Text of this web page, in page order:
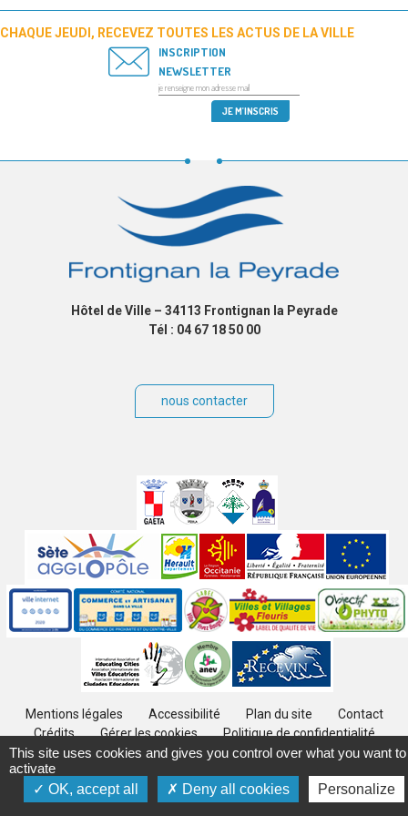
CHAQUE JEUDI, RECEVEZ TOUTES LES ACTUS DE LA VILLE
INSCRIPTION
NEWSLETTER
Hôtel de Ville – 34113 Frontignan la Peyrade
Tél : 04 67 18 50 00
nous contacter
partenaires
Labels
Mentions légales Accessibilité Plan du site
Contact
Crédits
Gérer les cookies Politique de confidentialité
This site uses cookies and gives you control over what you want to
activate
OK, accept all
Deny all cookies Personalize